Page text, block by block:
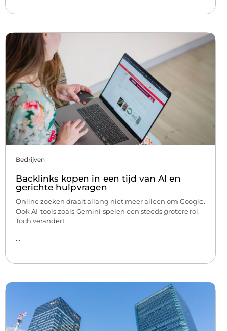
Bedrijven
Backlinks kopen in een tijd van AI en
gerichte hulpvragen
Online zoeken draait allang niet meer alleen om Google.
Ook AI-tools zoals Gemini spelen een steeds grotere rol.
Toch verandert
...